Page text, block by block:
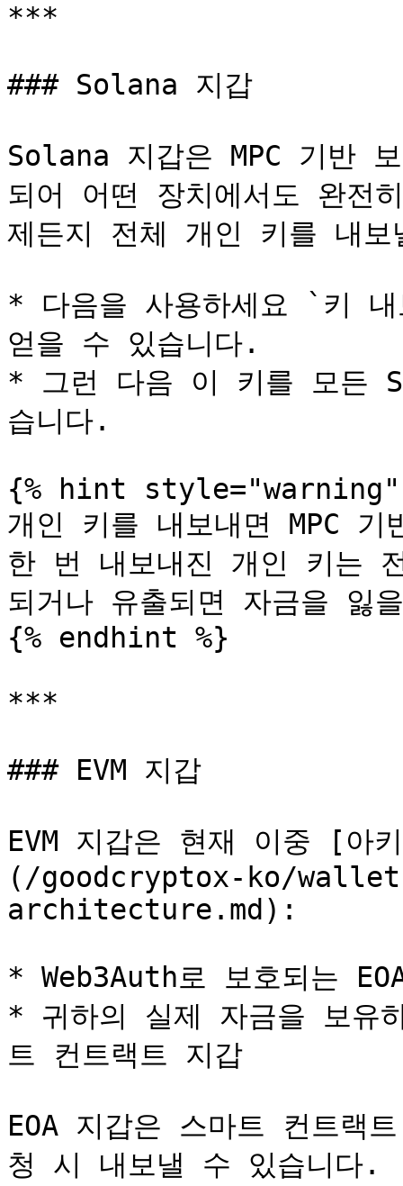
***
### Solana 지갑
Solana 지갑은 MPC 기반
되어 어떤 장치에서도 완전
제든지 전체 개인 키를 내
* 다음을 사용하세요 `키
얻을 수 있습니다.
* 그런 다음 이 키를 모든
습니다.
{% hint style="warning"
개인 키를 내보내면 MPC
한 번 내보내진 개인 키는
되거나 유출되면 자금을 잃
{% endhint %}
***
### EVM 지갑
EVM 지갑은 현재 이중 [아
(/goodcryptox-ko/
architecture.md):
* Web3Auth로 보호되는
* 귀하의 실제 자금을 보유
트 컨트랙트 지갑
EOA 지갑은 스마트 컨트랙
청 시 내보낼 수 있습니다.